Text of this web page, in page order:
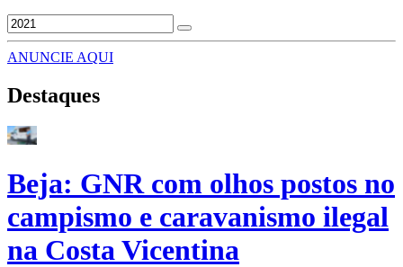
ANUNCIE AQUI
Destaques
Beja: GNR com olhos postos no
campismo e caravanismo ilegal
na Costa Vicentina